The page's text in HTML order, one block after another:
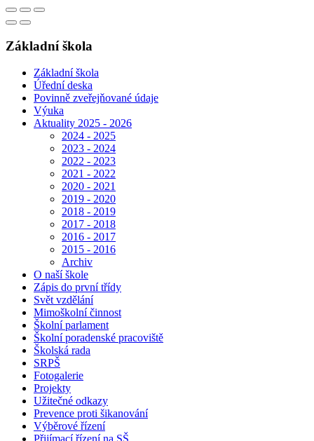
Základní škola
Základní škola
Úřední deska
Povinně zveřejňované údaje
Výuka
Aktuality 2025 - 2026
2024 - 2025
2023 - 2024
2022 - 2023
2021 - 2022
2020 - 2021
2019 - 2020
2018 - 2019
2017 - 2018
2016 - 2017
2015 - 2016
Archiv
O naší škole
Zápis do první třídy
Svět vzdělání
Mimoškolní činnost
Školní parlament
Školní poradenské pracoviště
Školská rada
SRPŠ
Fotogalerie
Projekty
Užitečné odkazy
Prevence proti šikanování
Výběrové řízení